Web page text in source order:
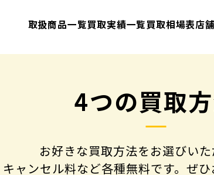
取扱商品一覧買取実績一覧買取相場表店
4つの買取
お好きな買取方法をお選びいた
ャンセル料など各種無料です。 ぜひ